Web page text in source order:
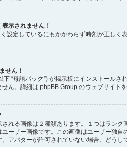
示されません！
設定しているにもかかわらず時刻が正し
せん！
“母語パック”) が掲示板にインストール
ん。詳細は phpBB Group のウェブサイト
れる画像は２種類あります。１つはラン
ーザー画像です。この画像はユーザー独
アバターが許可されていない場合、どうし